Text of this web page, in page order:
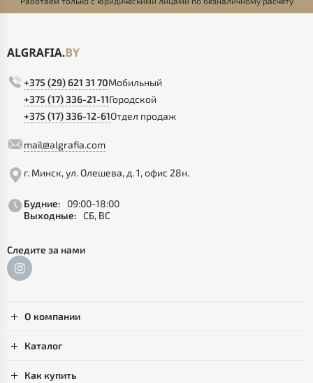
+375 (29) 621 31 70Мобильный
+375 (17) 336-21-11Городской
+375 (17) 336-12-61Отдел продаж
mail@algrafia.com
г. Минск, ул. Олешева, д. 1, офис 28н.
Будние:
09:00-18:00
Выходные: СБ, ВС
Следите за нами
О компании
Каталог
Как купить